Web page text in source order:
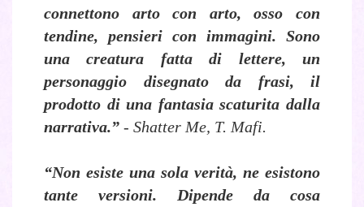
connettono arto con arto, osso con
tendine, pensieri con immagini. Sono
una creatura fatta di lettere, un
personaggio disegnato da frasi, il
prodotto di una fantasia scaturita dalla
narrativa.” - Shatter Me, T. Mafi.
“Non esiste una sola verità, ne esistono
tante versioni. Dipende da cosa